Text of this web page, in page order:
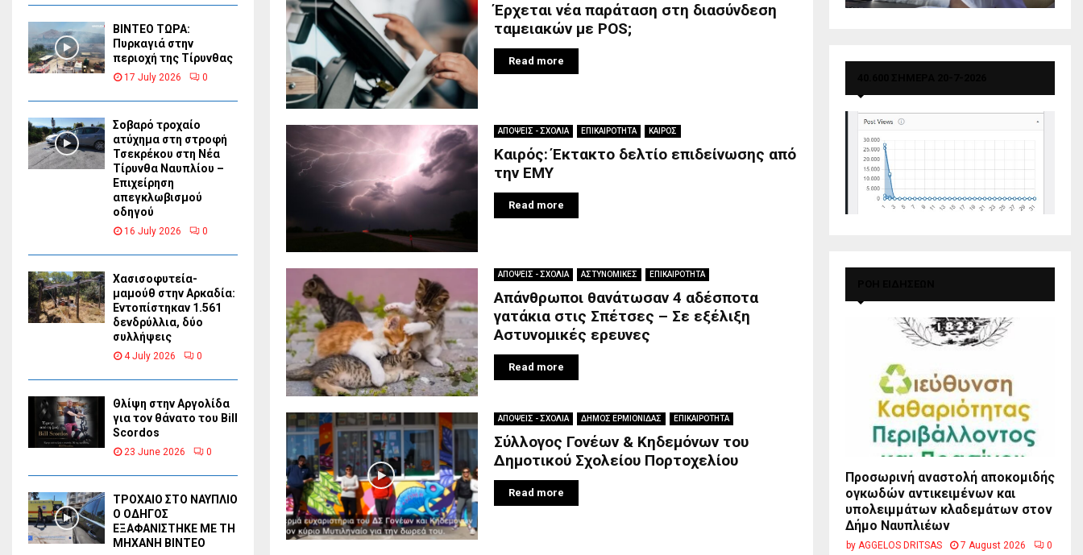
Έρχεται νέα παράταση στη διασύνδεση
ταμειακών με POS;
Read more
ΑΠΟΨΕΙΣ - ΣΧΟΛΙΑ ΕΠΙΚΑΙΡΟΤΗΤΑ ΚΑΙΡΟΣ
Καιρός: Έκτακτο δελτίο επιδείνωσης από
την ΕΜΥ
Read more
ΑΠΟΨΕΙΣ - ΣΧΟΛΙΑ ΑΣΤΥΝΟΜΙΚΕΣ ΕΠΙΚΑΙΡΟΤΗΤΑ
Απάνθρωποι θανάτωσαν 4 αδέσποτα
γατάκια στις Σπέτσες – Σε εξέλιξη
Αστυνομικές ερευνες
Read more
ΑΠΟΨΕΙΣ - ΣΧΟΛΙΑ ΔΗΜΟΣ ΕΡΜΙΟΝΙΔΑΣ ΕΠΙΚΑΙΡΟΤΗΤΑ
Σύλλογος Γονέων & Κηδεμόνων του
Δημοτικού Σχολείου Πορτοχελίου
Read more
ΒΙΝΤΕΟ ΤΩΡΑ:
Πυρκαγιά στην
περιοχή της Τίρυνθας
17 July 2026 0
Σοβαρό τροχαίο
ατύχημα στη στροφή
Τσεκρέκου στη Νέα
Τίρυνθα Ναυπλίου –
Επιχείρηση
απεγκλωβισμού
οδηγού
16 July 2026 0
Χασισοφυτεία-
μαμούθ στην Αρκαδία:
Εντοπίστηκαν 1.561
δενδρύλλια, δύο
συλλήψεις
4 July 2026 0
Θλίψη στην Αργολίδα
για τον θάνατο του Bill
Scordos
23 June 2026 0
ΤΡΟΧΑΙΟ ΣΤΟ ΝΑΥΠΛΙΟ
Ο ΟΔΗΓΟΣ
ΕΞΑΦΑΝΙΣΤΗΚΕ ΜΕ ΤΗ
ΜΗΧΑΝΗ ΒΙΝΤΕΟ
Προσωρινή αναστολή αποκομιδής
ογκωδών αντικειμένων και
υπολειμμάτων κλαδεμάτων στον
Δήμο Ναυπλιέων
by AGGELOS DRITSAS 7 August 2026 0